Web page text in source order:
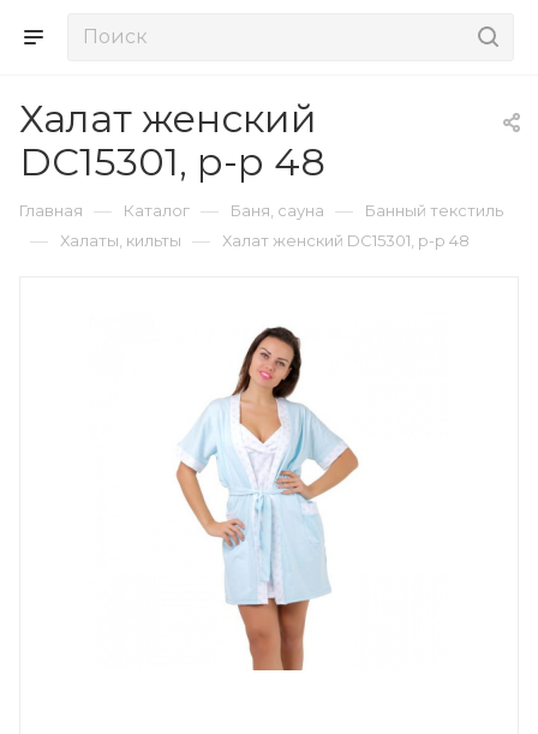
Халат женский
DC15301, р-р 48
Главная — Каталог — Баня, сауна — Банный текстиль
— Халаты, кильты — Халат женский DC15301, р-р 48